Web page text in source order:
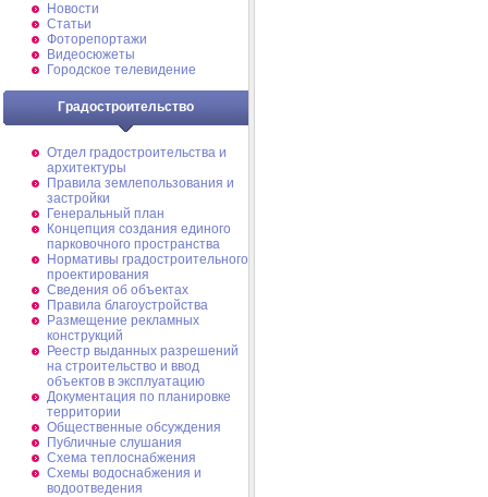
Новости
Статьи
Фоторепортажи
Видеосюжеты
Городское телевидение
Градостроительство
Отдел градостроительства и
архитектуры
Правила землепользования и
застройки
Генеральный план
Концепция создания единого
парковочного пространства
Нормативы градостроительного
проектирования
Сведения об объектах
Правила благоустройства
Размещение рекламных
конструкций
Реестр выданных разрешений
на строительство и ввод
объектов в эксплуатацию
Документация по планировке
территории
Общественные обсуждения
Публичные слушания
Схема теплоснабжения
Схемы водоснабжения и
водоотведения